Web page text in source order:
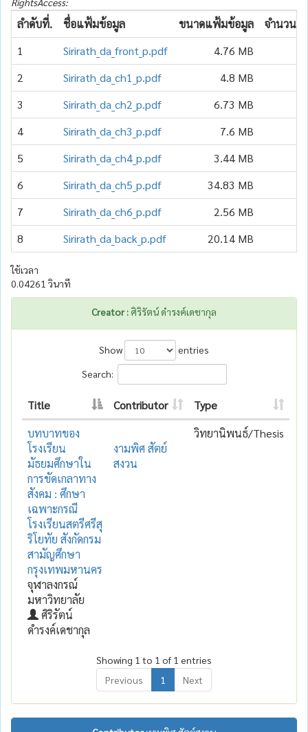
ลำดับที่. ชื่อแฟ้มข้อมูล ขนาดแฟ้มข้อมูล
จำนวนเ
1
Sirirath_da_front_p.pdf
4.76 MB
2
Sirirath_da_ch1_p.pdf
4.8 MB
3
Sirirath_da_ch2_p.pdf
6.73 MB
4
Sirirath_da_ch3_p.pdf
7.6 MB
5
Sirirath_da_ch4_p.pdf
3.44 MB
6
Sirirath_da_ch5_p.pdf
34.83 MB
7
Sirirath_da_ch6_p.pdf
2.56 MB
8
Sirirath_da_back_p.pdf 20.14 MB
ใช้เวลา
0.04261 วินาที
Creator : ศิริรัตน์ ดำรงค์เดชากุล
Show
entries
Search:
Title Contributor
Type
บทบาทของ
โรงเรียน
มัธยมศึกษาใน
การขัดเกลาทาง
สังคม : ศึกษา
เฉพาะกรณี
โรงเรียนสตรีศรีสุ
ริโยทัย สังกัดกรม
สามัญศึกษา
กรุงเทพมหานคร
จุฬาลงกรณ์
มหาวิทยาลัย
ศิริรัตน์
ดำรงค์เดชากุล
งามพิศ สัตย์
สงวน
วิทยานิพนธ์/Thesis
Showing 1 to 1 of 1 entries
Previous
1 Next